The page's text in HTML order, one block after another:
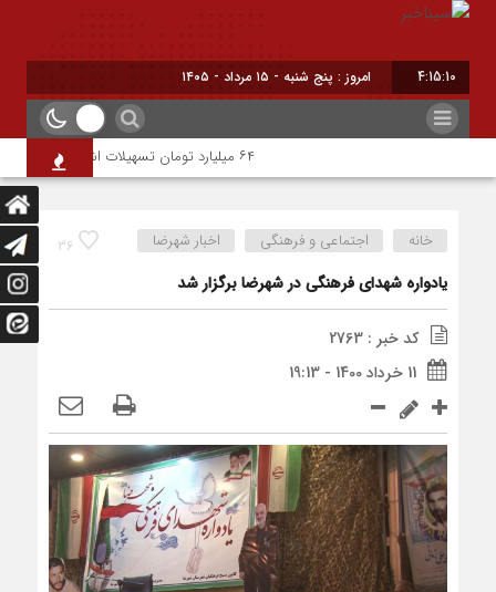
4:15:11 امروز : پنج شنبه - ۱۵ مرداد - ۱۴۰۵
۶۴ میلیارد تومان تسهیلات اشتغالزایی به مددجویان کمیته امداد شهرضا پرداخت شد
36 خانه اجتماعی و فرهنگی اخبار شهرضا
یادواره شهدای فرهنگی در شهرضا برگزار شد
کد خبر : 2763
11 خرداد 1400 - 19:13